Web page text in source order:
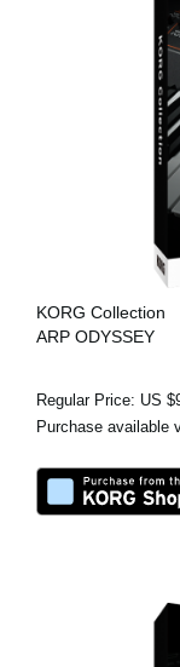
KORG Collection
ARP ODYSSEY
Regular Price: US
Purchase available